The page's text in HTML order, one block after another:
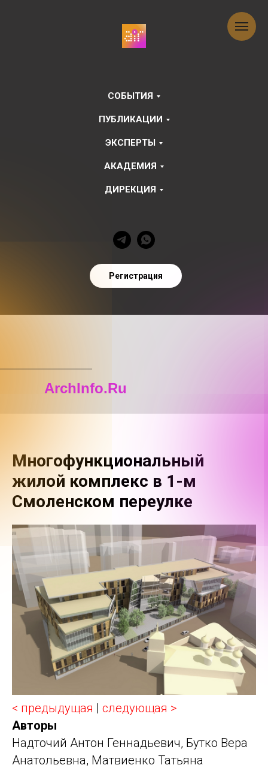
СОБЫТИЯ
ПУБЛИКАЦИИ
ЭКСПЕРТЫ
АКАДЕМИЯ
ДИРЕКЦИЯ
Регистрация
ArchInfo.Ru
Многофункциональный
жилой комплекс в 1-м
Смоленском переулке
< предыдущая | следующая >
Авторы
Надточий Антон Геннадьевич, Бутко Вера
Анатольевна, Матвиенко Татьяна